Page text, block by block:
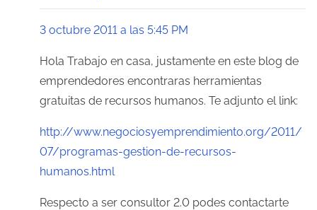
3 octubre 2011 a las 5:45 PM
Hola Trabajo en casa, justamente en este blog de
emprendedores encontraras herramientas
gratuitas de recursos humanos. Te adjunto el link:
http://www.negociosyemprendimiento.org/2011/
07/programas-gestion-de-recursos-
humanos.html
Respecto a ser consultor 2.0 podes contactarte